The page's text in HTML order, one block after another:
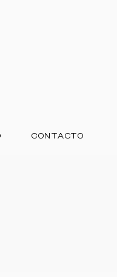
CONTACTO